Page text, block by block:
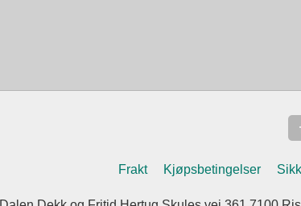
Frakt Kjøpsbetingelser